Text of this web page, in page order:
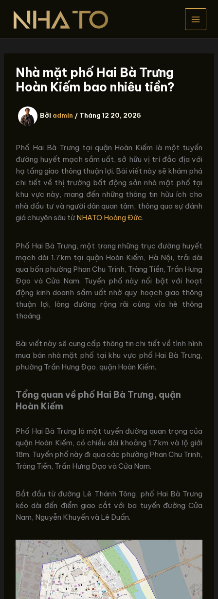
dung
Nhà mặt phố Hai Bà Trưng
Hoàn Kiếm bao nhiêu tiền?
Bởi admin / Tháng 12 20, 2025
Phố Hai Bà Trưng tại quận Hoàn Kiếm là một tuyến
đường huyết mạch sầm uất, sở hữu vị trí đắc địa với
hạ tầng giao thông thuận lợi. Bài viết này sẽ khám phá
chi tiết về thị trường bất động sản nhà mặt phố tại
khu vực này, mang đến những thông tin hữu ích cho
nhà đầu tư và người dân quan tâm, thông qua sự đánh
giá chuyên sâu từNHATO Hoàng Đức.
Phố Hai Bà Trưng, một trong những trục đường huyết
mạch dài 1.7km tại quận Hoàn Kiếm, Hà Nội, trải dài
qua bốn phường Phan Chu Trinh, Tràng Tiền, Trần Hưng
Đạo và Cửa Nam. Tuyến phố này nổi bật với hoạt
động kinh doanh sầm uất nhờ quy hoạch giao thông
thuận lợi, lòng đường rộng rãi cùng vỉa hè thông
thoáng.
Bài viết này sẽ cung cấp thông tin chi tiết về tình hình
mua bán nhà mặt phố tại khu vực phố Hai Bà Trưng,
phường Trần Hưng Đạo, quận Hoàn Kiếm.
Tổng quan về phố Hai Bà Trưng, quận
Hoàn Kiếm
Phố Hai Bà Trưng là một tuyến đường quan trọng của
quận Hoàn Kiếm, có chiều dài khoảng 1.7km và lộ giới
18m. Tuyến phố này đi qua các phường Phan Chu Trinh,
Tràng Tiền, Trần Hưng Đạo và Cửa Nam.
Bắt đầu từ đường Lê Thánh Tông, phố Hai Bà Trưng
kéo dài đến điểm giao cắt với ba tuyến đường Cửa
Nam, Nguyễn Khuyến và Lê Duẩn.